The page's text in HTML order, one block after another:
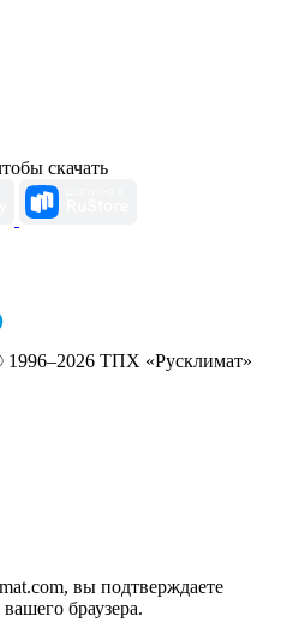
скачать
1996–2026 ТПХ «Русклимат»
вы подтверждаете
браузера.